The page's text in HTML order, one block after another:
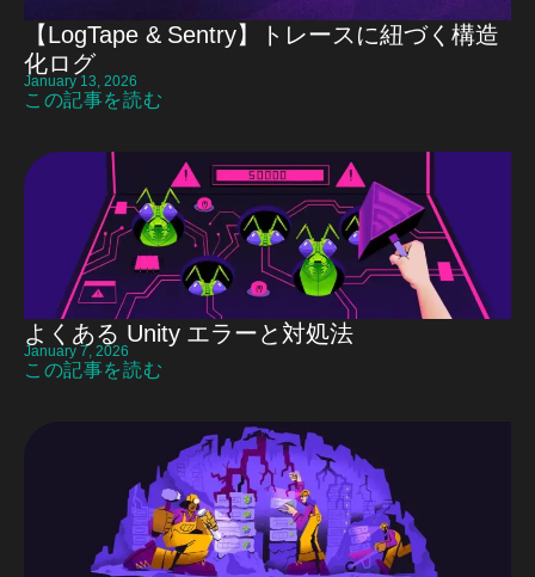
【LogTape & Sentry】トレースに紐づく構造
化ログ
January 13, 2026
この記事を読む
よくある Unity エラーと対処法
January 7, 2026
この記事を読む